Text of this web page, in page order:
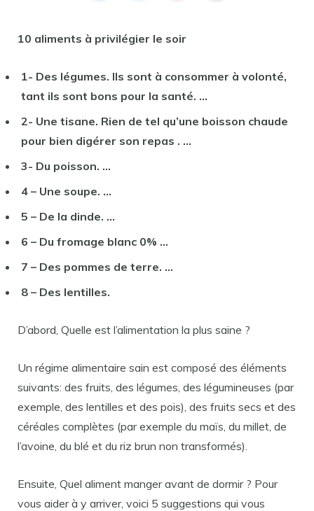
10 aliments à privilégier le soir
1- Des légumes. Ils sont à consommer à volonté,
tant ils sont bons pour la santé. …
2- Une tisane. Rien de tel qu’une boisson chaude
pour bien digérer son repas . …
3- Du poisson. …
4 – Une soupe. …
5 – De la dinde. …
6 – Du fromage blanc 0% …
7 – Des pommes de terre. …
8 – Des lentilles.
D’abord, Quelle est l’alimentation la plus saine ?
Un régime alimentaire sain est composé des éléments
suivants: des fruits, des légumes, des légumineuses (par
exemple, des lentilles et des pois), des fruits secs et des
céréales complètes (par exemple du maïs, du millet, de
l’avoine, du blé et du riz brun non transformés).
Ensuite, Quel aliment manger avant de dormir ? Pour
vous aider à y arriver, voici 5 suggestions qui vous